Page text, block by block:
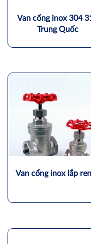
Van cổng inox 304
Trung Quốc
Van cổng inox lắp ren